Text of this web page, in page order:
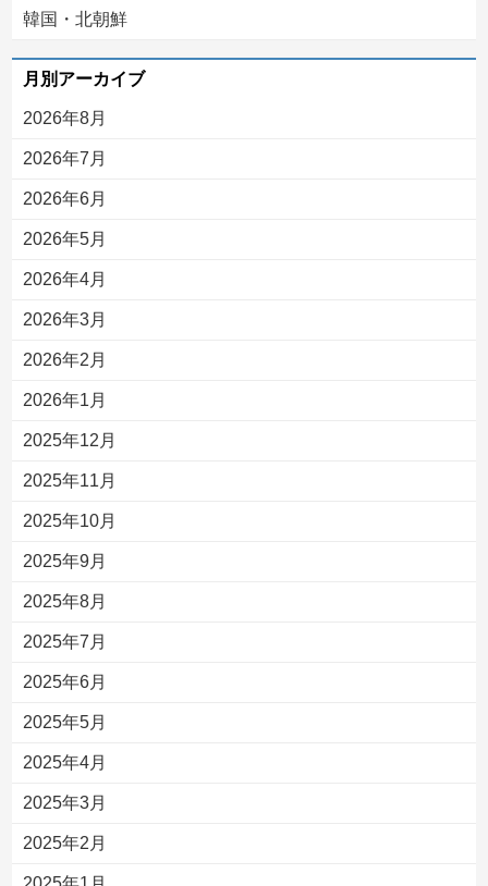
韓国・北朝鮮
月別アーカイブ
2026年8月
2026年7月
2026年6月
2026年5月
2026年4月
2026年3月
2026年2月
2026年1月
2025年12月
2025年11月
2025年10月
2025年9月
2025年8月
2025年7月
2025年6月
2025年5月
2025年4月
2025年3月
2025年2月